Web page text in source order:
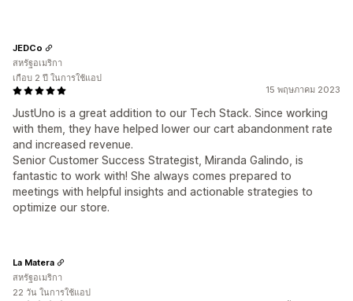
15 พฤษภาคม 2023
JustUno is a great addition to our Tech Stack. Since working
with them, they have helped lower our cart abandonment rate
and increased revenue.
Senior Customer Success Strategist, Miranda Galindo, is
fantastic to work with! She always comes prepared to
meetings with helpful insights and actionable strategies to
optimize our store.
JEDCo
สหรัฐอเมริกา
เกือบ 2 ปี ในการใช้แอป
La Matera
สหรัฐอเมริกา
22 วัน ในการใช้แอป